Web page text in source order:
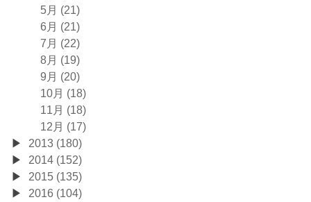
5月 (21)
6月 (21)
7月 (22)
8月 (19)
9月 (20)
10月 (18)
11月 (18)
12月 (17)
2013 (180)
2014 (152)
2015 (135)
2016 (104)